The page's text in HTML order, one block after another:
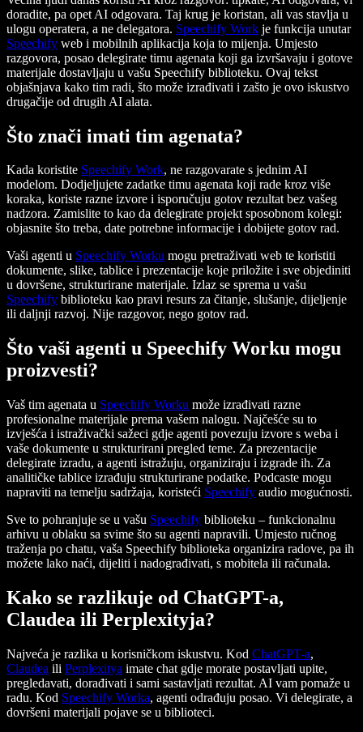
doradite, pa opet AI odgovara. Taj krug je koristan, ali vas stavlja u
ulogu operatera, a ne delegatora. Speechify Work je funkcija unutar
Speechify web i mobilnih aplikacija koja to mijenja. Umjesto
razgovora, posao delegirate timu agenata koji ga izvršavaju i gotove
materijale dostavljaju u vašu Speechify biblioteku. Ovaj tekst
objašnjava kako tim radi, što može izrađivati i zašto je ovo iskustvo
drugačije od drugih AI alata.
Što znači imati tim agenata?
Kada koristite Speechify Work, ne razgovarate s jednim AI
modelom. Dodjeljujete zadatke timu agenata koji rade kroz više
koraka, koriste razne izvore i isporučuju gotov rezultat bez vašeg
nadzora. Zamislite to kao da delegirate projekt sposobnom kolegi:
objasnite što treba, date potrebne informacije i dobijete gotov rad.
Vaši agenti u Speechify Worku mogu pretraživati web te koristiti
dokumente, slike, tablice i prezentacije koje priložite i sve objediniti
u dovršene, strukturirane materijale. Izlaz se sprema u vašu
Speechify biblioteku kao pravi resurs za čitanje, slušanje, dijeljenje
ili daljnji razvoj. Nije razgovor, nego gotov rad.
Što vaši agenti u Speechify Worku mogu
proizvesti?
Vaš tim agenata u Speechify Worku može izrađivati razne
profesionalne materijale prema vašem nalogu. Najčešće su to
izvješća i istraživački sažeci gdje agenti povezuju izvore s weba i
vaše dokumente u strukturirani pregled teme. Za prezentacije
delegirate izradu, a agenti istražuju, organiziraju i izgrade ih. Za
analitičke tablice izrađuju strukturirane podatke. Podcaste mogu
napraviti na temelju sadržaja, koristeći Speechify audio mogućnosti.
Sve to pohranjuje se u vašu Speechify biblioteku – funkcionalnu
arhivu u oblaku sa svime što su agenti napravili. Umjesto ručnog
traženja po chatu, vaša Speechify biblioteka organizira radove, pa ih
možete lako naći, dijeliti i nadograđivati, s mobitela ili računala.
Kako se razlikuje od ChatGPT-a,
Claudea ili Perplexityja?
Najveća je razlika u korisničkom iskustvu. Kod ChatGPT-a,
Claudea ili Perplexitya imate chat gdje morate postavljati upite,
pregledavati, dorađivati i sami sastavljati rezultat. AI vam pomaže u
radu. Kod Speechify Worka, agenti odrađuju posao. Vi delegirate, a
dovršeni materijali pojave se u biblioteci.